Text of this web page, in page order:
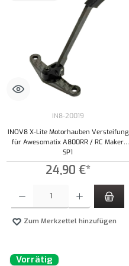
IN8-20019
INOV8 X-Lite Motorhauben Versteifung
für Awesomatix A800RR / RC Maker
SP1
24,90 €*
Zum Merkzettel hinzufügen
Vorrätig